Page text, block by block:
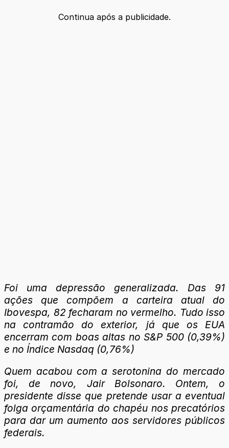
Continua após a publicidade.
Foi uma depressão generalizada. Das 91
ações que compõem a carteira atual do
Ibovespa, 82 fecharam no vermelho. Tudo isso
na contramão do exterior, já que os EUA
encerram com boas altas no S&P 500 (0,39%)
e no Índice Nasdaq (0,76%)
Quem acabou com a serotonina do mercado
foi, de novo, Jair Bolsonaro. Ontem, o
presidente disse que pretende usar a eventual
folga orçamentária do chapéu nos precatórios
para dar um aumento aos servidores públicos
federais.